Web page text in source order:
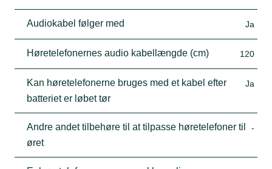
Audiokabel følger med Ja
Høretelefonernes audio kabellængde (cm) 120
Kan høretelefonerne bruges med et kabel efter
batteriet er løbet tør
Ja
Andre andet tilbehøre til at tilpasse høretelefoner til
øret
-